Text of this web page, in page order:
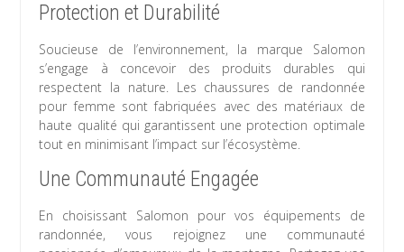
Protection et Durabilité
Soucieuse de l’environnement, la marque Salomon
s’engage à concevoir des produits durables qui
respectent la nature. Les chaussures de randonnée
pour femme sont fabriquées avec des matériaux de
haute qualité qui garantissent une protection optimale
tout en minimisant l’impact sur l’écosystème.
Une Communauté Engagée
En choisissant Salomon pour vos équipements de
randonnée, vous rejoignez une communauté